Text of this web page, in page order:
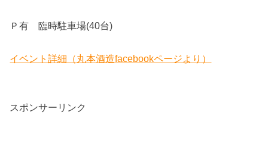
Ｐ有 臨時駐車場(40台)
イベント詳細（丸本酒造facebookページより）
スポンサーリンク